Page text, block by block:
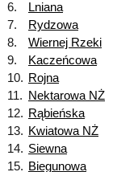
6. Lniana
7. Rydzowa
8. Wiernej Rzeki
9. Kaczeńcowa
10. Rojna
11. Nektarowa NŻ
12. Rąbieńska
13. Kwiatowa NŻ
14. Siewna
15. Biegunowa